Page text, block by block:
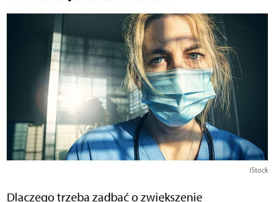
iStock
Dlaczego trzeba zadbać o zwiększenie